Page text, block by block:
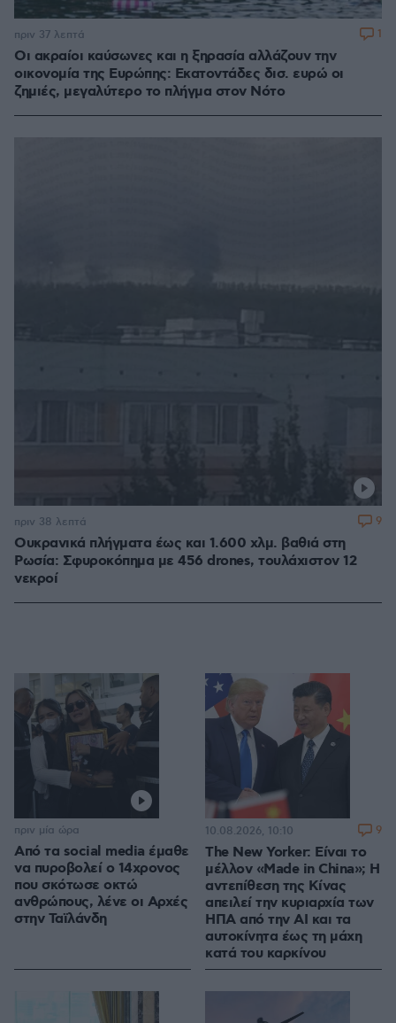
Οι ακραίοι καύσωνες και η ξηρασία αλλάζουν την
οικονομία της Ευρώπης: Εκατοντάδες δισ. ευρώ οι
ζημιές, μεγαλύτερο το πλήγμα στον Νότο
πριν 37 λεπτά 1
Ουκρανικά πλήγματα έως και 1.600 χλμ. βαθιά στη
Ρωσία: Σφυροκόπημα με 456 drones, τουλάχιστον 12
νεκροί
πριν 38 λεπτά 9
Από τα social media έμαθε
να πυροβολεί ο 14χρονος
που σκότωσε οκτώ
ανθρώπους, λένε οι Αρχές
στην Ταϊλάνδη
πριν μία ώρα
The New Yorker: Είναι το
μέλλον «Made in China»; Η
αντεπίθεση της Κίνας
απειλεί την κυριαρχία των
ΗΠΑ από την ΑΙ και τα
αυτοκίνητα έως τη μάχη
κατά του καρκίνου
10.08.2026, 10:10 9